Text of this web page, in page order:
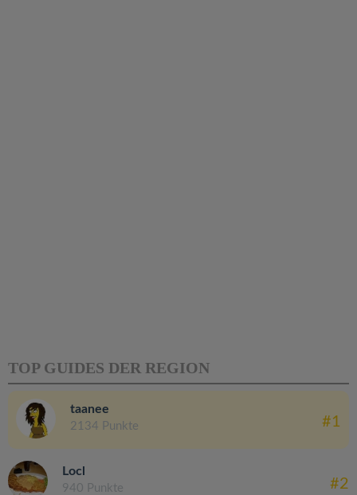
TOP GUIDES DER REGION
taanee
2134 Punkte #1
Locl
940 Punkte #2